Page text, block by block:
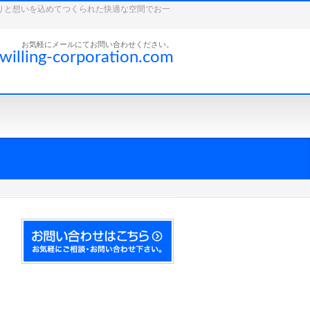
想いを込めてつくられた快適な空間でお一
お気軽にメールにてお問い合わせください。
corporation.com